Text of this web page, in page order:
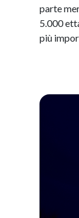
parte
5.000
più